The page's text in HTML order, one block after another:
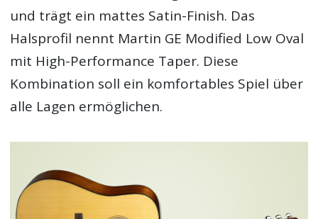
und trägt ein mattes Satin-Finish. Das
Halsprofil nennt Martin GE Modified Low Oval
mit High-Performance Taper. Diese
Kombination soll ein komfortables Spiel über
alle Lagen ermöglichen.